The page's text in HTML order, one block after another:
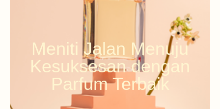
Meniti Jalan Menuju
Kesuksesan dengan
Parfum Terbaik